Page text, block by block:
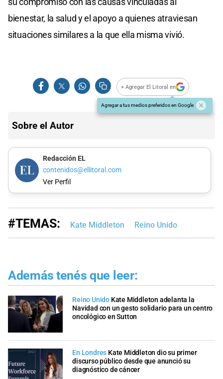
bienestar, la salud y el apoyo a quienes atraviesan
situaciones similares a la que ella misma vivió.
+ Agregar El Litoral en
Agregar a tus medios preferidos en Google
Sobre el Autor
Redacción EL
contenidos@ellitoral.com
Ver Perfil
#TEMAS: Kate Middleton Reino Unido
Además tenés que leer:
Reino Unido Kate Middleton adelanta la
Navidad con un gesto solidario para un centro
oncológico en Sutton
En Londres Kate Middleton dio su primer
discurso público desde que anunció su
diagnóstico de cáncer